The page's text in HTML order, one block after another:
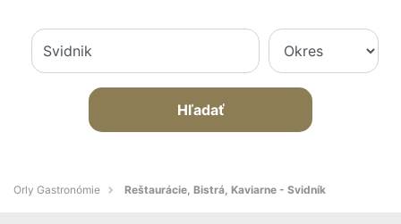
Hľadať
Orly Gastronómie Reštaurácie, Bistrá, Kaviarne - Svidník